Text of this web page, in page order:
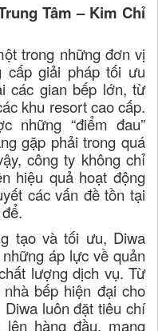
Tâm – Kim Chỉ
trong những đơn vị
cấp giải pháp tối ưu
các gian bếp lớn, từ
khu resort cao cấp.
những “điểm đau”
gặp phải trong quá
công ty không chỉ
hiệu quả hoạt động
các vấn đề tồn tại
tạo và tối ưu, Diwa
áp lực về quản
lượng dịch vụ. Từ
bếp hiện đại cho
luôn đặt tiêu chí
lên hàng đầu, mang